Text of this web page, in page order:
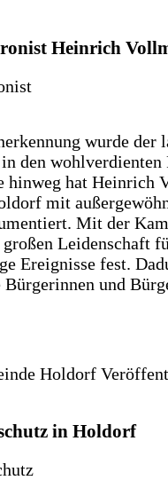
Heinrich
wurde der
den wohlverdienten
hinweg hat Heinrich
mit
Mit der
Leidenschaft
Ereignisse fest.
und
Holdorf
in Holdorf